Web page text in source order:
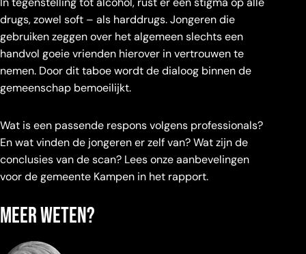
drugs, zowel soft – als harddrugs. Jongeren die
gebruiken zeggen over het algemeen slechts een
handvol goeie vrienden hierover in vertrouwen te
nemen. Door dit taboe wordt de dialoog binnen de
gemeenschap bemoeilijkt.
Wat is een passende respons volgens professionals?
En wat vinden de jongeren er zelf van? Wat zijn de
conclusies van de scan? Lees onze aanbevelingen
voor de gemeente Kampen in het rapport.
Meer weten?